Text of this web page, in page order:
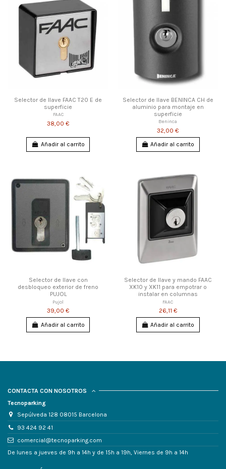
Selector de llave FAAC T20 E de
superficie
FAAC
38,00 €
Añadir al carrito
Selector de llave BENINCA CH de
aluminio para montaje en
superficie
Beninca
32,00 €
Añadir al carrito
Selector de llave con
desbloqueo exterior de freno
PUJOL
Pujol
39,00 €
Añadir al carrito
Selector de llave y mando FAAC
XK10 y XK11 para empotrar o
instalar en columnas
FAAC
26,11 €
Añadir al carrito
CONTACTA CON NOSOTROS
Tecnoparking
Sepúlveda 128 08015 Barcelona
93 424 92 41
comercial@tecnoparking.com
De lunes a jueves de 9h a 14h y de 15h a 19h, Viernes de 9h a 14h